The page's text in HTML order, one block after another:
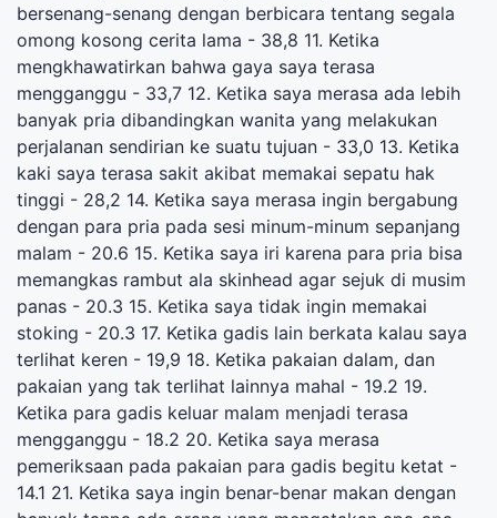
bersenang-senang dengan berbicara tentang segala
omong kosong cerita lama - 38,8 11. Ketika
mengkhawatirkan bahwa gaya saya terasa
mengganggu - 33,7 12. Ketika saya merasa ada lebih
banyak pria dibandingkan wanita yang melakukan
perjalanan sendirian ke suatu tujuan - 33,0 13. Ketika
kaki saya terasa sakit akibat memakai sepatu hak
tinggi - 28,2 14. Ketika saya merasa ingin bergabung
dengan para pria pada sesi minum-minum sepanjang
malam - 20.6 15. Ketika saya iri karena para pria bisa
memangkas rambut ala skinhead agar sejuk di musim
panas - 20.3 15. Ketika saya tidak ingin memakai
stoking - 20.3 17. Ketika gadis lain berkata kalau saya
terlihat keren - 19,9 18. Ketika pakaian dalam, dan
pakaian yang tak terlihat lainnya mahal - 19.2 19.
Ketika para gadis keluar malam menjadi terasa
mengganggu - 18.2 20. Ketika saya merasa
pemeriksaan pada pakaian para gadis begitu ketat -
14.1 21. Ketika saya ingin benar-benar makan dengan